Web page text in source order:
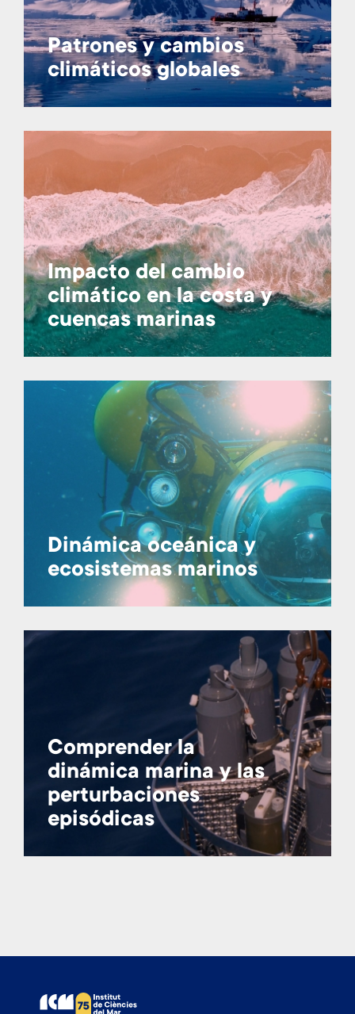
Patrones y cambios
climáticos globales
Impacto del cambio
climático en la costa y
cuencas marinas
Dinámica oceánica y
ecosistemas marinos
Comprender la
dinámica marina y las
perturbaciones
episódicas